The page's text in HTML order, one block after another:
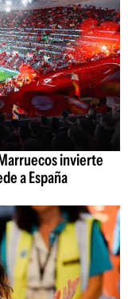
invierte
a España